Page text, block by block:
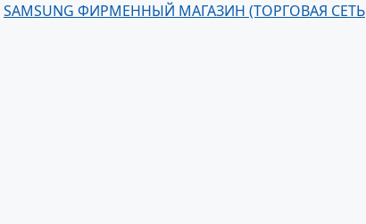
SAMSUNG ФИРМЕННЫЙ МАГАЗИН (ТОРГОВАЯ СЕТЬ